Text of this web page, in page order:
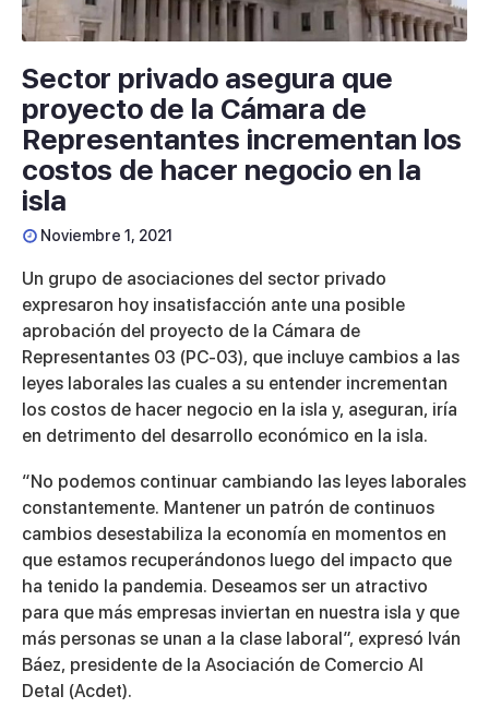
Sector privado asegura que
proyecto de la Cámara de
Representantes incrementan los
costos de hacer negocio en la
isla
Noviembre 1, 2021
Un grupo de asociaciones del sector privado
expresaron hoy insatisfacción ante una posible
aprobación del proyecto de la Cámara de
Representantes 03 (PC-03), que incluye cambios a las
leyes laborales las cuales a su entender incrementan
los costos de hacer negocio en la isla y, aseguran, iría
en detrimento del desarrollo económico en la isla.
“No podemos continuar cambiando las leyes laborales
constantemente. Mantener un patrón de continuos
cambios desestabiliza la economía en momentos en
que estamos recuperándonos luego del impacto que
ha tenido la pandemia. Deseamos ser un atractivo
para que más empresas inviertan en nuestra isla y que
más personas se unan a la clase laboral”, expresó Iván
Báez, presidente de la Asociación de Comercio Al
Detal (Acdet).